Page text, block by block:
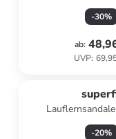
-30%
ab:
UVP:
Pink/
-20%